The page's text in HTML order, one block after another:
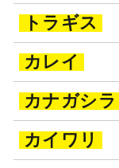
トラギス
カレイ
カナガシラ
カイワリ